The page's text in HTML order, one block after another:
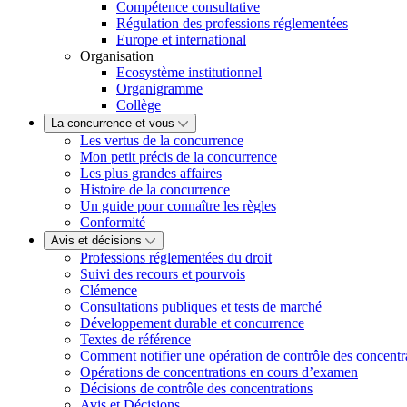
Compétence consultative
Régulation des professions réglementées
Europe et international
Organisation
Ecosystème institutionnel
Organigramme
Collège
La concurrence et vous
Les vertus de la concurrence
Mon petit précis de la concurrence
Les plus grandes affaires
Histoire de la concurrence
Un guide pour connaître les règles
Conformité
Avis et décisions
Professions réglementées du droit
Suivi des recours et pourvois
Clémence
Consultations publiques et tests de marché
Développement durable et concurrence
Textes de référence
Comment notifier une opération de contrôle des
Opérations de concentrations en cours d’examen
Décisions de contrôle des concentrations